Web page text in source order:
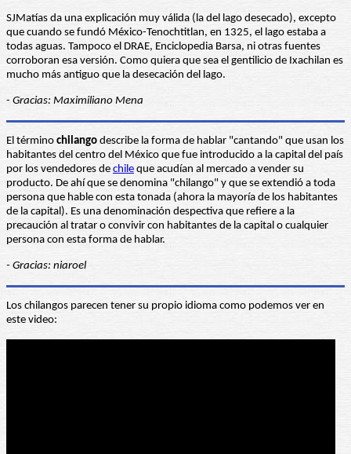
SJMatías da una explicación muy válida (la del lago desecado), excepto
que cuando se fundó México-Tenochtitlan, en 1325, el lago estaba a
todas aguas. Tampoco el DRAE, Enciclopedia Barsa, ni otras fuentes
corroboran esa versión. Como quiera que sea el gentilicio de Ixachilan es
mucho más antiguo que la desecación del lago.
- Gracias: Maximiliano Mena
El término chilango describe la forma de hablar "cantando" que usan los
habitantes del centro del México que fue introducido a la capital del país
por los vendedores de chile que acudían al mercado a vender su
producto. De ahí que se denomina "chilango" y que se extendió a toda
persona que hable con esta tonada (ahora la mayoría de los habitantes
de la capital). Es una denominación despectiva que refiere a la
precaución al tratar o convivir con habitantes de la capital o cualquier
persona con esta forma de hablar.
- Gracias: niaroel
Los chilangos parecen tener su propio idioma como podemos ver en
este video: